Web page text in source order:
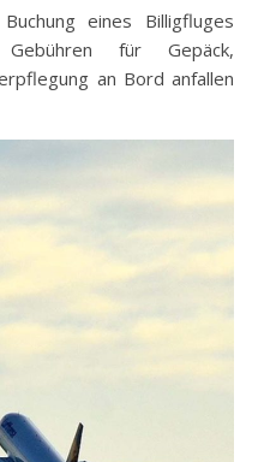
eines Billigfluges
für Gepäck,
an Bord anfallen